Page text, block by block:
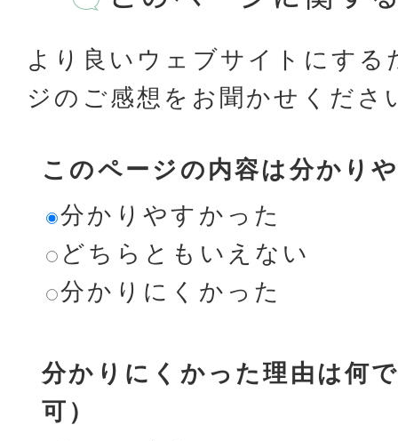
より良いウェブサイトにする
ジのご感想をお聞かせくださ
このページの内容は分かり
分かりやすかった
どちらともいえない
分かりにくかった
分かりにくかった理由は何
可）